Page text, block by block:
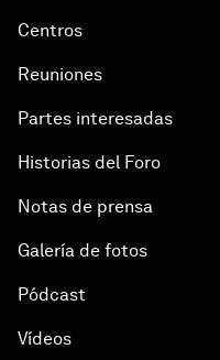
Centros
Reuniones
Partes interesadas
Historias del Foro
Notas de prensa
Galería de fotos
Pódcast
Vídeos